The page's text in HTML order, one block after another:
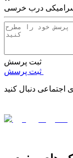
درب خرسی
ثبت پرسش
اجتماعی دنبال کنید